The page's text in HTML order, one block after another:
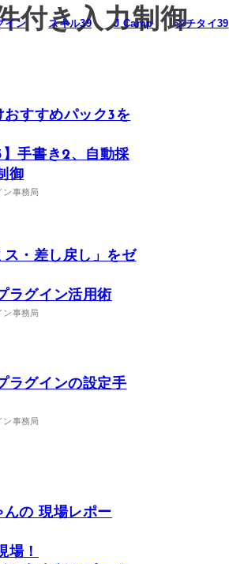
イン スキル39 J Camp ジチタイ39
付き入力制御
おすすめパック3を
】手書き2、自動採
御
ン事務局
・差し戻し」をゼ
ラグイン活用術
ン事務局
ラグインの設定手
ン事務局
んの 現場レポー
場！